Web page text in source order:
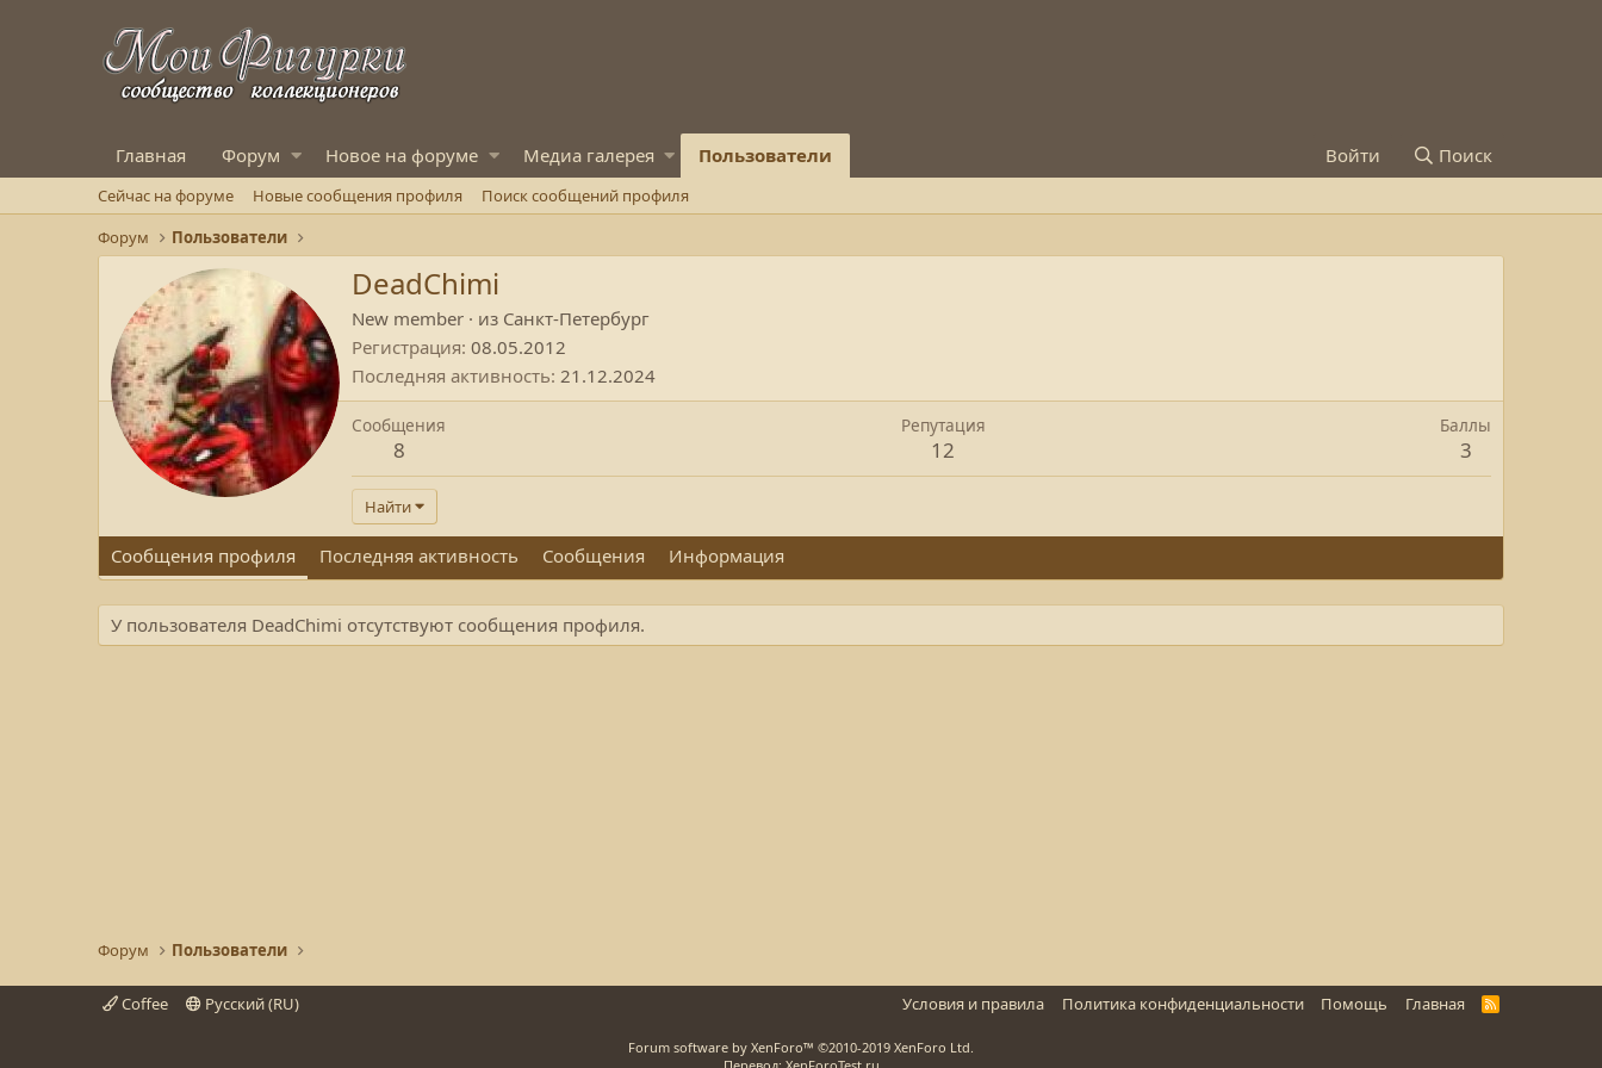
Главная Форум Новое на форуме Медиа галерея Пользователи Войти Поиск
Сейчас на форуме Новые сообщения профиля
Поиск сообщений профиля
Форум
Пользователи
DeadChimi
New member · из Санкт-Петербург
Регистрация 08.05.2012
Последняя активность 21.12.2024
Сообщения
8
Репутация
12
Баллы
3
Найти
Сообщения профиля Последняя активность Сообщения Информация
У пользователя DeadChimi отсутствуют сообщения профиля.
Форум Пользователи
Coffee Русский (RU) Условия и правила Политика конфиденциальности Помощь Главная
R
Forum software by XenForo™ ©2010-2019 XenForo Ltd.